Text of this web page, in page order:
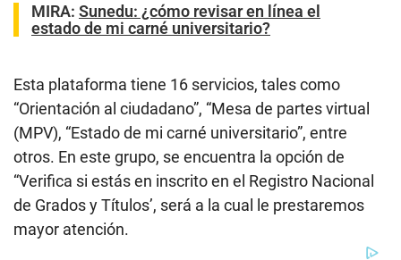
MIRA: Sunedu: ¿cómo revisar en línea el
estado de mi carné universitario?
Esta plataforma tiene 16 servicios, tales como
“Orientación al ciudadano”, “Mesa de partes virtual
(MPV), “Estado de mi carné universitario”, entre
otros. En este grupo, se encuentra la opción de
“Verifica si estás en inscrito en el Registro Nacional
de Grados y Títulos’, será a la cual le prestaremos
mayor atención.